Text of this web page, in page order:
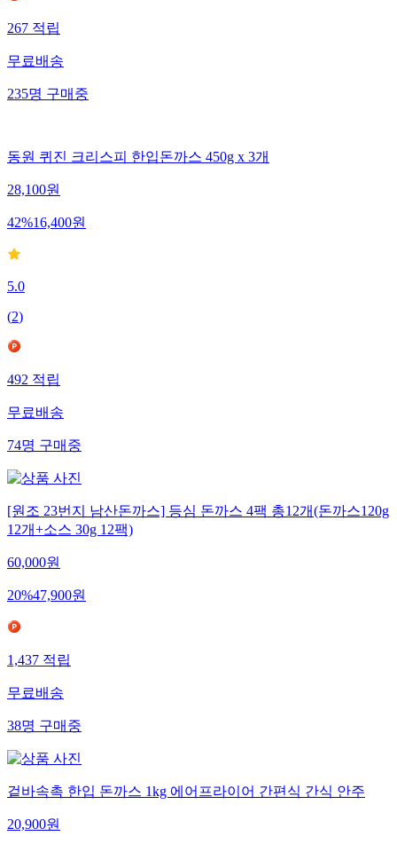
267 적립
무료배송
235명 구매중
동원 퀴진 크리스피 한입돈까스 450g x 3개
28,100원
42%16,400원
5.0
(2)
492 적립
무료배송
74명 구매중
[원조 23번지 남산돈까스] 등심 돈까스 4팩 총12개(돈까스120g
12개+소스 30g 12팩)
60,000원
20%47,900원
1,437 적립
무료배송
38명 구매중
겉바속촉 한입 돈까스 1kg 에어프라이어 간편식 간식 안주
20,900원